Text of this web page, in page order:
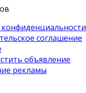
соглашение
объявление
рекламы